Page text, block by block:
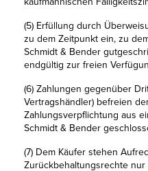
(5) Erfüllung durch
zu dem Zeitpunkt ein, zu
Schmidt & Bender
endgültig zur freien
(6) Zahlungen gegenüber
Vertragshändler) befreien
Zahlungsverpflichtung aus
Schmidt & Bender
(7) Dem Käufer stehen
Zurückbehaltungsrechte